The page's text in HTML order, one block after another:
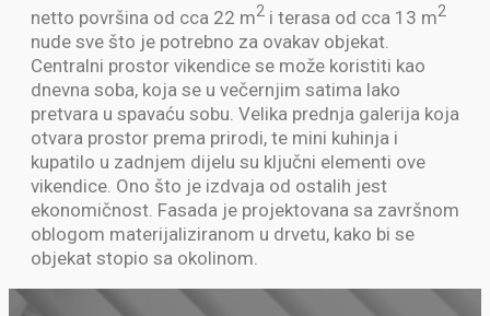
netto površina od cca 22 m2 i terasa od cca 13 m2
nude sve što je potrebno za ovakav objekat.
Centralni prostor vikendice se može koristiti kao
dnevna soba, koja se u večernjim satima lako
pretvara u spavaću sobu. Velika prednja galerija koja
otvara prostor prema prirodi, te mini kuhinja i
kupatilo u zadnjem dijelu su ključni elementi ove
vikendice. Ono što je izdvaja od ostalih jest
ekonomičnost. Fasada je projektovana sa završnom
oblogom materijaliziranom u drvetu, kako bi se
objekat stopio sa okolinom.